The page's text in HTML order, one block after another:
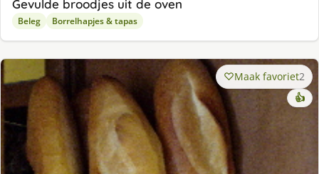
Gevulde broodjes uit de oven
Beleg Borrelhapjes & tapas
Maak favoriet2
👍